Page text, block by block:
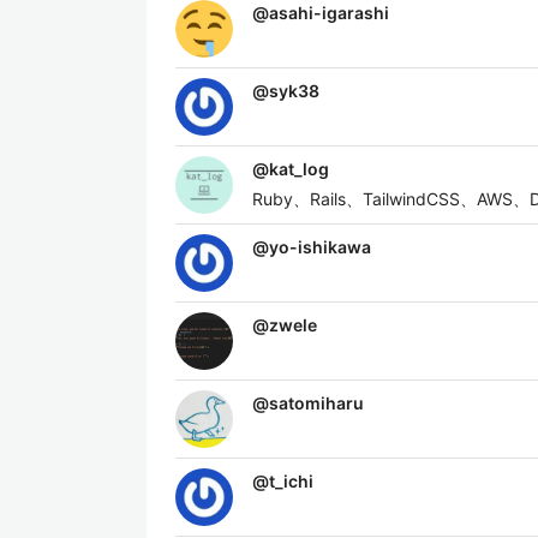
@asahi-igarashi
@syk38
@kat_log
Ruby、Rails、TailwindCSS、AWS、
@yo-ishikawa
@zwele
@satomiharu
@t_ichi